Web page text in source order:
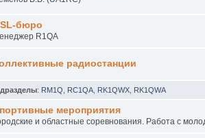
бюро
R1QA
радиостанции
: RM1Q RC1QA RK1QWX RK1QWA
мероприятия
и областные соревнования. Работа с